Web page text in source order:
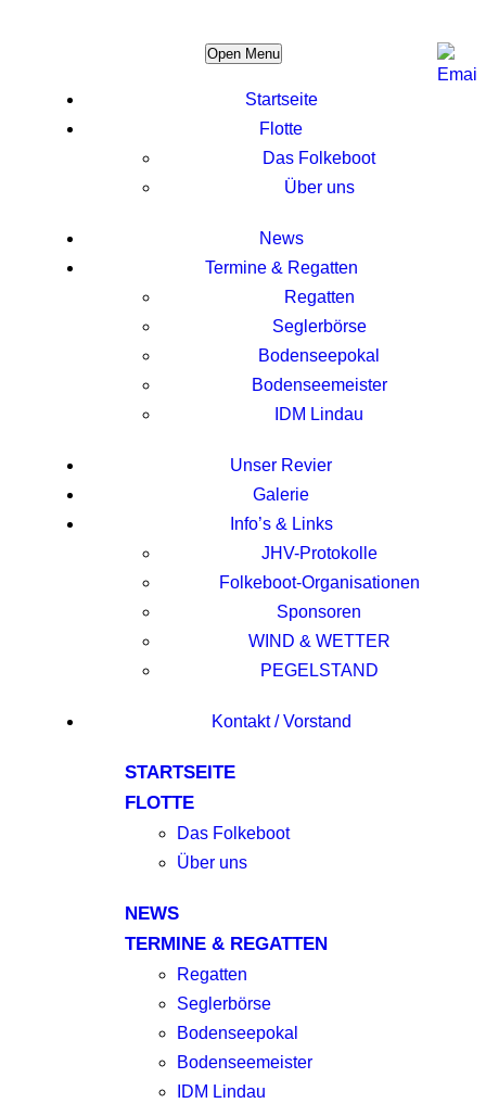
Open Menu
Startseite
Flotte
Das Folkeboot
Über uns
News
Termine & Regatten
Regatten
Seglerbörse
Bodenseepokal
Bodenseemeister
IDM Lindau
Unser Revier
Galerie
Info’s & Links
JHV-Protokolle
Folkeboot-Organisationen
Sponsoren
WIND & WETTER
PEGELSTAND
Kontakt / Vorstand
STARTSEITE
FLOTTE
Das Folkeboot
Über uns
NEWS
TERMINE & REGATTEN
Regatten
Seglerbörse
Bodenseepokal
Bodenseemeister
IDM Lindau